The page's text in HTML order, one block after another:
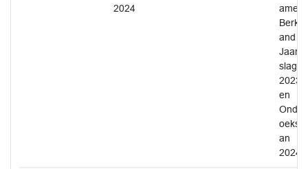
2024
amer
Berkell
and
slag
2023
en
oekspl
an
2024